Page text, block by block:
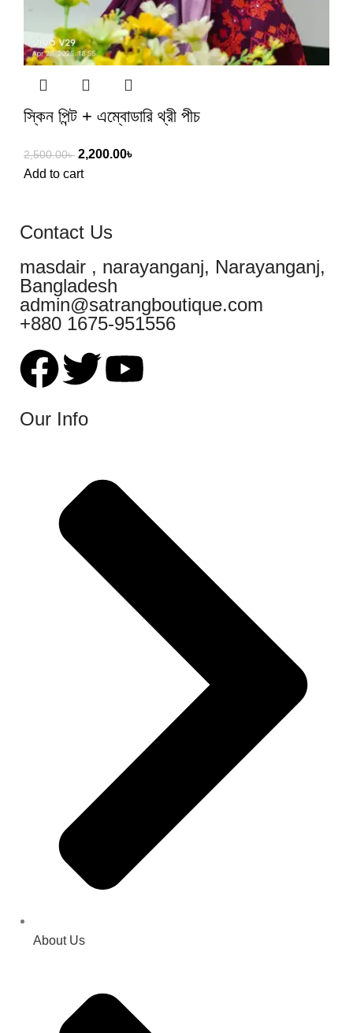
স্কিন পিন্ট + এম্বোডারি থ্রী পীচ
2,500.00৳ 2,200.00৳
Add to cart
Contact Us
masdair , narayanganj, Narayanganj,
Bangladesh
admin@satrangboutique.com
+880 1675-951556
Our Info
About Us